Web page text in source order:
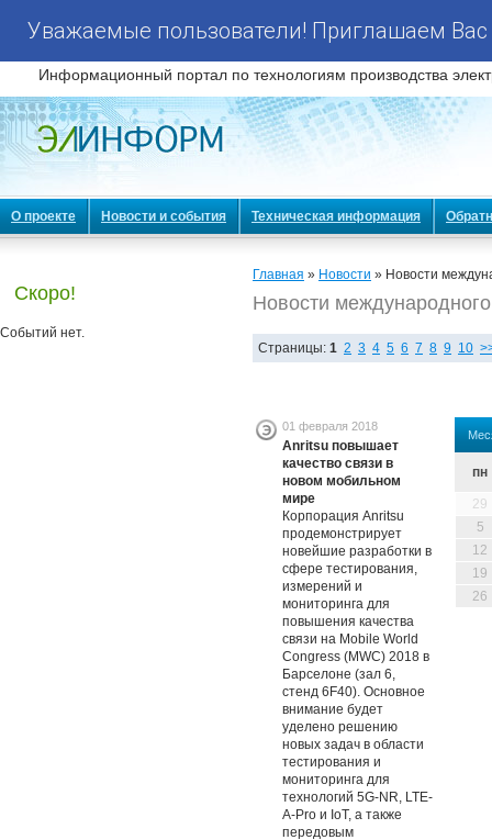
Уважаемые пользователи! Приглашаем
Информационный портал по технологиям производства
О проекте Новости и события Техническая информация
Скоро!
Событий нет.
Главная » Новости » Новости
Новости
Страницы: 1 2 3 4 5 6 7 8 9 10
пн
29
5
12
19
26
01 февраля 2018
Anritsu повышает
качество связи в
новом мобильном
мире
Корпорация Anritsu
продемонстрирует
новейшие разработки в
сфере тестирования,
измерений и
мониторинга для
повышения качества
связи на Mobile World
Congress (MWC) 2018 в
Барселоне (зал 6,
стенд 6F40). Основное
внимание будет
уделено решению
новых задач в области
тестирования и
мониторинга для
технологий 5G-NR, LTE-
A-Pro и IoT, а также
передовым